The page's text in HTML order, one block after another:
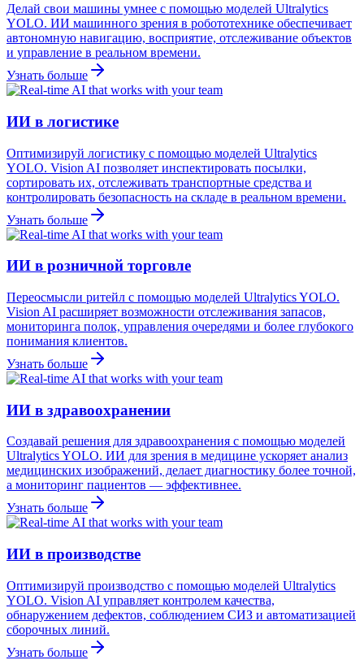
Делай свои машины умнее с помощью моделей Ultralytics
YOLO. ИИ машинного зрения в робототехнике обеспечивает
автономную навигацию, восприятие, отслеживание объектов
и управление в реальном времени.
Узнать больше
ИИ в логистике
Оптимизируй логистику с помощью моделей Ultralytics
YOLO. Vision AI позволяет инспектировать посылки,
сортировать их, отслеживать транспортные средства и
контролировать безопасность на складе в реальном времени.
Узнать больше
ИИ в розничной торговле
Переосмысли ритейл с помощью моделей Ultralytics YOLO.
Vision AI расширяет возможности отслеживания запасов,
мониторинга полок, управления очередями и более глубокого
понимания клиентов.
Узнать больше
ИИ в здравоохранении
Создавай решения для здравоохранения с помощью моделей
Ultralytics YOLO. ИИ для зрения в медицине ускоряет анализ
медицинских изображений, делает диагностику более точной,
а мониторинг пациентов — эффективнее.
Узнать больше
ИИ в производстве
Оптимизируй производство с помощью моделей Ultralytics
YOLO. Vision AI управляет контролем качества,
обнаружением дефектов, соблюдением СИЗ и автоматизацией
сборочных линий.
Узнать больше